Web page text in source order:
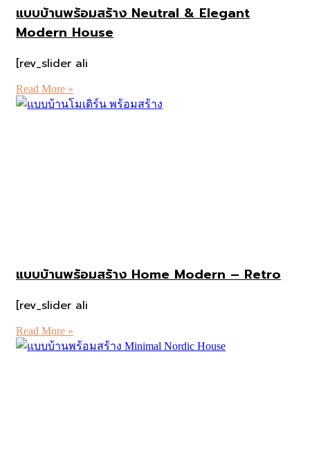
แบบบ้านพร้อมสร้าง Neutral & Elegant
Modern House
[rev_slider ali
Read More »
แบบบ้านพร้อมสร้าง Home Modern – Retro
[rev_slider ali
Read More »